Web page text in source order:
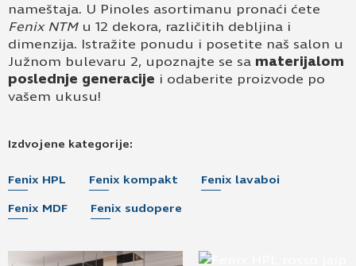
nameštaja. U Pinoles asortimanu pronaći ćete
Fenix NTMu 12 dekora, različitih debljina i
dimenzija. Istražite ponudu i posetite naš salon u
Južnom bulevaru 2, upoznajte se sa materijalom
poslednje generacije i odaberite proizvode po
vašem ukusu!
Izdvojene kategorije:
Fenix HPL Fenix kompakt Fenix lavaboi
Fenix MDF Fenix sudopere